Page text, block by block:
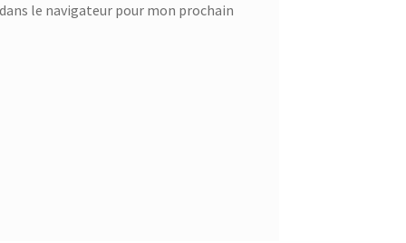
le navigateur pour mon prochain